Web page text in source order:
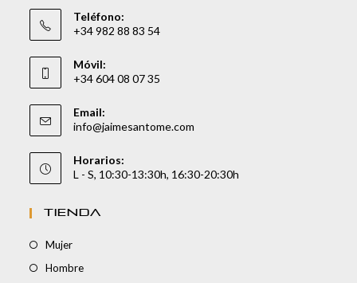
Teléfono:
+34 982 88 83 54
Móvil:
+34 604 08 07 35
Email:
info@jaimesantome.com
Horarios:
L - S, 10:30-13:30h, 16:30-20:30h
TIENDA
Mujer
Hombre